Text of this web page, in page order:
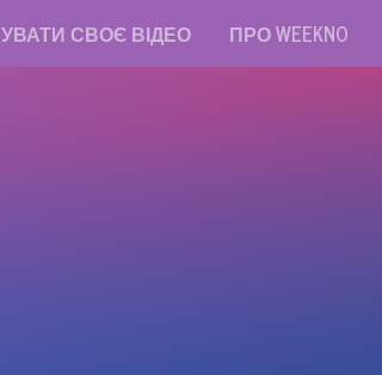
СВОЄ ВІДЕО ПРО WEEKNO